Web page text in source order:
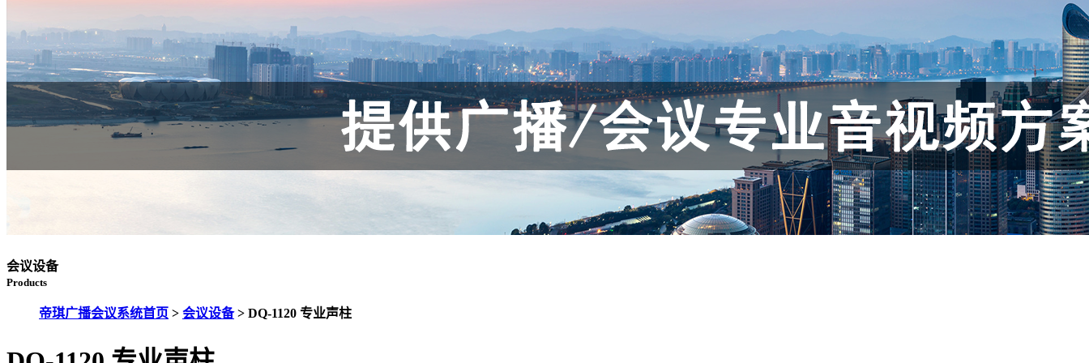
会议设备
Products
帝琪广播会议系统首页 > 会议设备 > DQ-1120 专业声柱